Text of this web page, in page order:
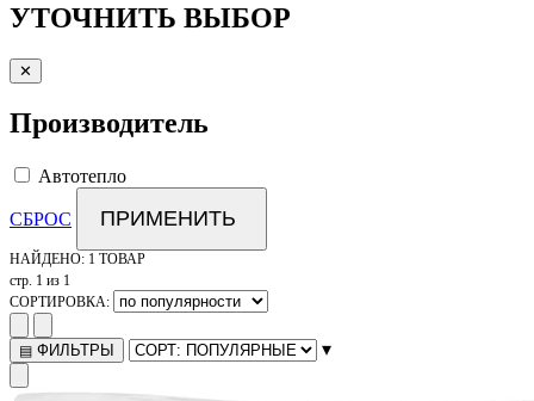
УТОЧНИТЬ ВЫБОР
✕
Производитель
Автотепло
СБРОС ПРИМЕНИТЬ
НАЙДЕНО: 1 ТОВАР
стр. 1 из 1
СОРТИРОВКА:
▤ ФИЛЬТРЫ ▾